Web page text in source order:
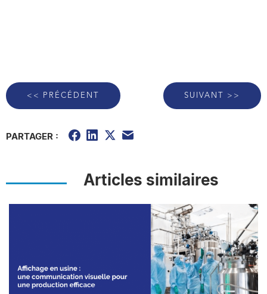
<< PRÉCÉDENT SUIVANT >>
PARTAGER :
Articles similaires